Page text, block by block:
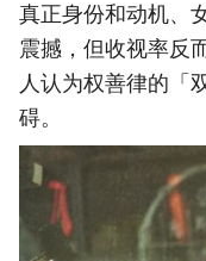
真正身份和动机、
震撼，但收视率反
人认为权善律的「
碍。